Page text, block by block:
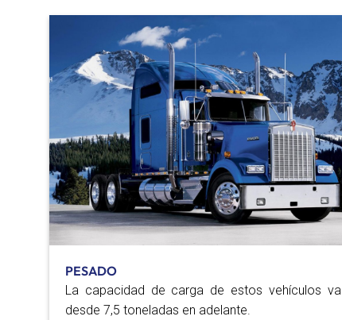
PESADO
La capacidad de carga de estos vehículos va
desde 7,5 toneladas en adelante.